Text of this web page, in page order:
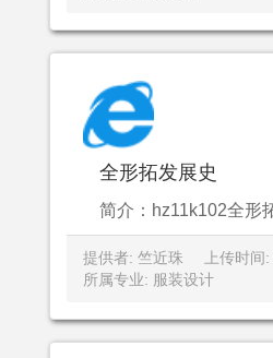
全形拓发展史
简介：hz11k102全形
提供者: 竺近珠
上传时
所属专业: 服装设计